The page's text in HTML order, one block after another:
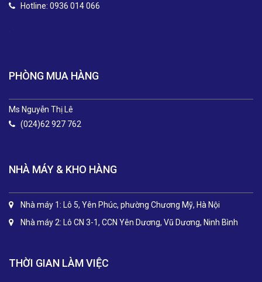
Hotline: 0936 014 066
PHÒNG MUA HÀNG
Ms Nguyễn Thị Lê
(024)62 927 762
NHÀ MÁY & KHO HÀNG
Nhà máy 1: Lô 5, Yên Phúc, phường Chương Mỹ, Hà Nội
Nhà máy 2: Lô CN 3-1, CCN Yên Dương, Vũ Dương, Ninh Bình
THỜI GIAN LÀM VIỆC